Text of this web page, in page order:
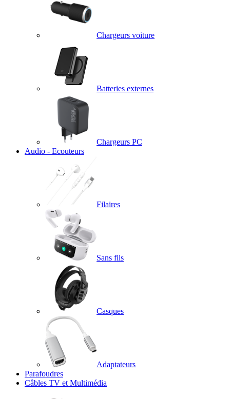
Chargeurs voiture
Batteries externes
Chargeurs PC
Audio - Ecouteurs
Filaires
Sans fils
Casques
Adaptateurs
Parafoudres
Câbles TV et Multimédia